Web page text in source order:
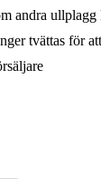
andra ullplagg
tvättas för